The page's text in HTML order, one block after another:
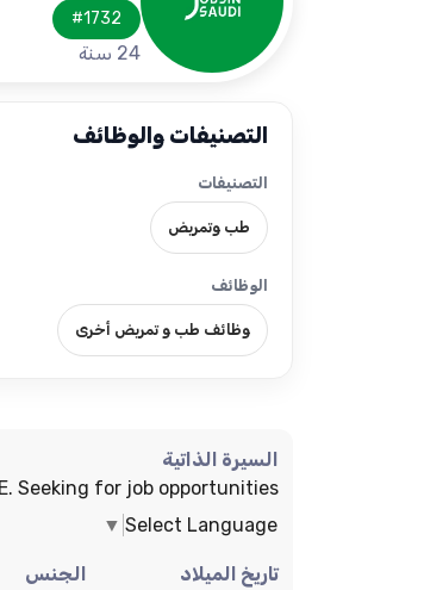
#1732
24 سنة
التصنيفات والوظائف
التصنيفات
طب وتمريض
الوظائف
وظائف طب و تمريض أخرى
السيرة الذاتية
Seeking for job opportunities.
Select Language
▼
تاريخ الميلاد الجنس